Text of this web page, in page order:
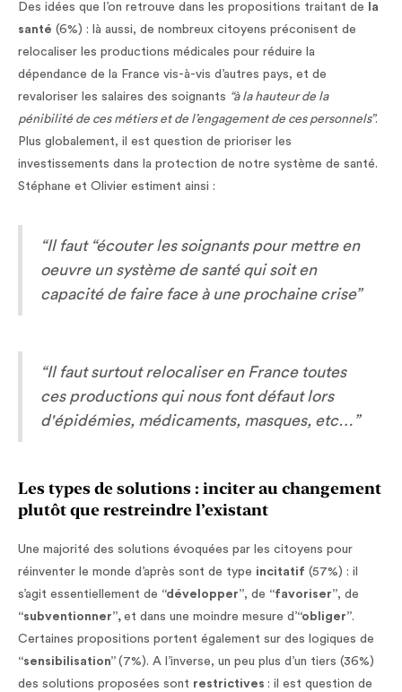
Des idées que l’on retrouve dans les propositions traitant de
la
santé (6%) : là aussi, de nombreux citoyens préconisent de
relocaliser les productions médicales pour réduire la
dépendance de la France vis-à-vis d’autres pays, et de
revaloriser les salaires des soignants “à la hauteur de la
pénibilité de ces métiers et de l’engagement de ces personnels”.
Plus globalement, il est question de prioriser les
investissements dans la protection de notre système de santé.
Stéphane et Olivier estiment ainsi :
“Il faut “écouter les soignants pour mettre en
oeuvre un système de santé qui soit en
capacité de faire face à une prochaine crise”
“Il faut surtout relocaliser en France toutes
ces productions qui nous font défaut lors
d'épidémies, médicaments, masques, etc…”
Les types de solutions : inciter au changement
plutôt que restreindre l’existant
Une majorité des solutions évoquées par les citoyens pour
réinventer le monde d’après sont de type incitatif (57%) : il
s’agit essentiellement de “développer”, de “favoriser”, de
“subventionner”, et dans une moindre mesure d’“obliger”.
Certaines propositions portent également sur des logiques de
“sensibilisation” (7%). A l’inverse, un peu plus d’un tiers (36%)
des solutions proposées sont restrictives : il est question de